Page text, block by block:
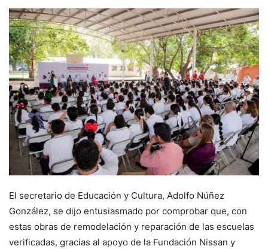
El secretario de Educación y Cultura, Adolfo Núñez
González, se dijo entusiasmado por comprobar que, con
estas obras de remodelación y reparación de las escuelas
verificadas, gracias al apoyo de la Fundación Nissan y